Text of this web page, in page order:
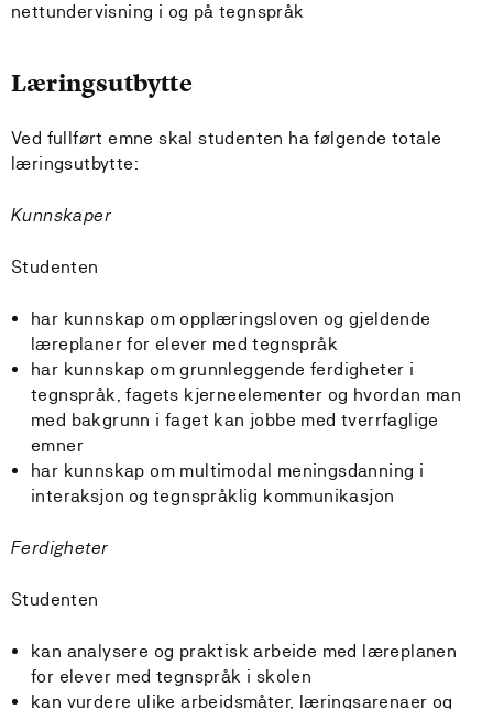
nettundervisning i og på tegnspråk
Læringsutbytte
Ved fullført emne skal studenten ha følgende totale
læringsutbytte:
Kunnskaper
Studenten
har kunnskap om opplæringsloven og gjeldende
læreplaner for elever med tegnspråk
har kunnskap om grunnleggende ferdigheter i
tegnspråk, fagets kjerneelementer og hvordan man
med bakgrunn i faget kan jobbe med tverrfaglige
emner
har kunnskap om multimodal meningsdanning i
interaksjon og tegnspråklig kommunikasjon
Ferdigheter
Studenten
kan analysere og praktisk arbeide med læreplanen
for elever med tegnspråk i skolen
kan vurdere ulike arbeidsmåter, læringsarenaer og